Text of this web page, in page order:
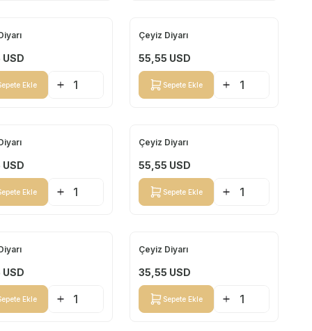
USD
Ekle
Yeni
Çeyiz Diyarı
55,55 USD
Sepete Ekle
USD
Ekle
Yeni
Çeyiz Diyarı
55,55 USD
Sepete Ekle
USD
Ekle
Yeni
Çeyiz Diyarı
35,55 USD
Sepete Ekle